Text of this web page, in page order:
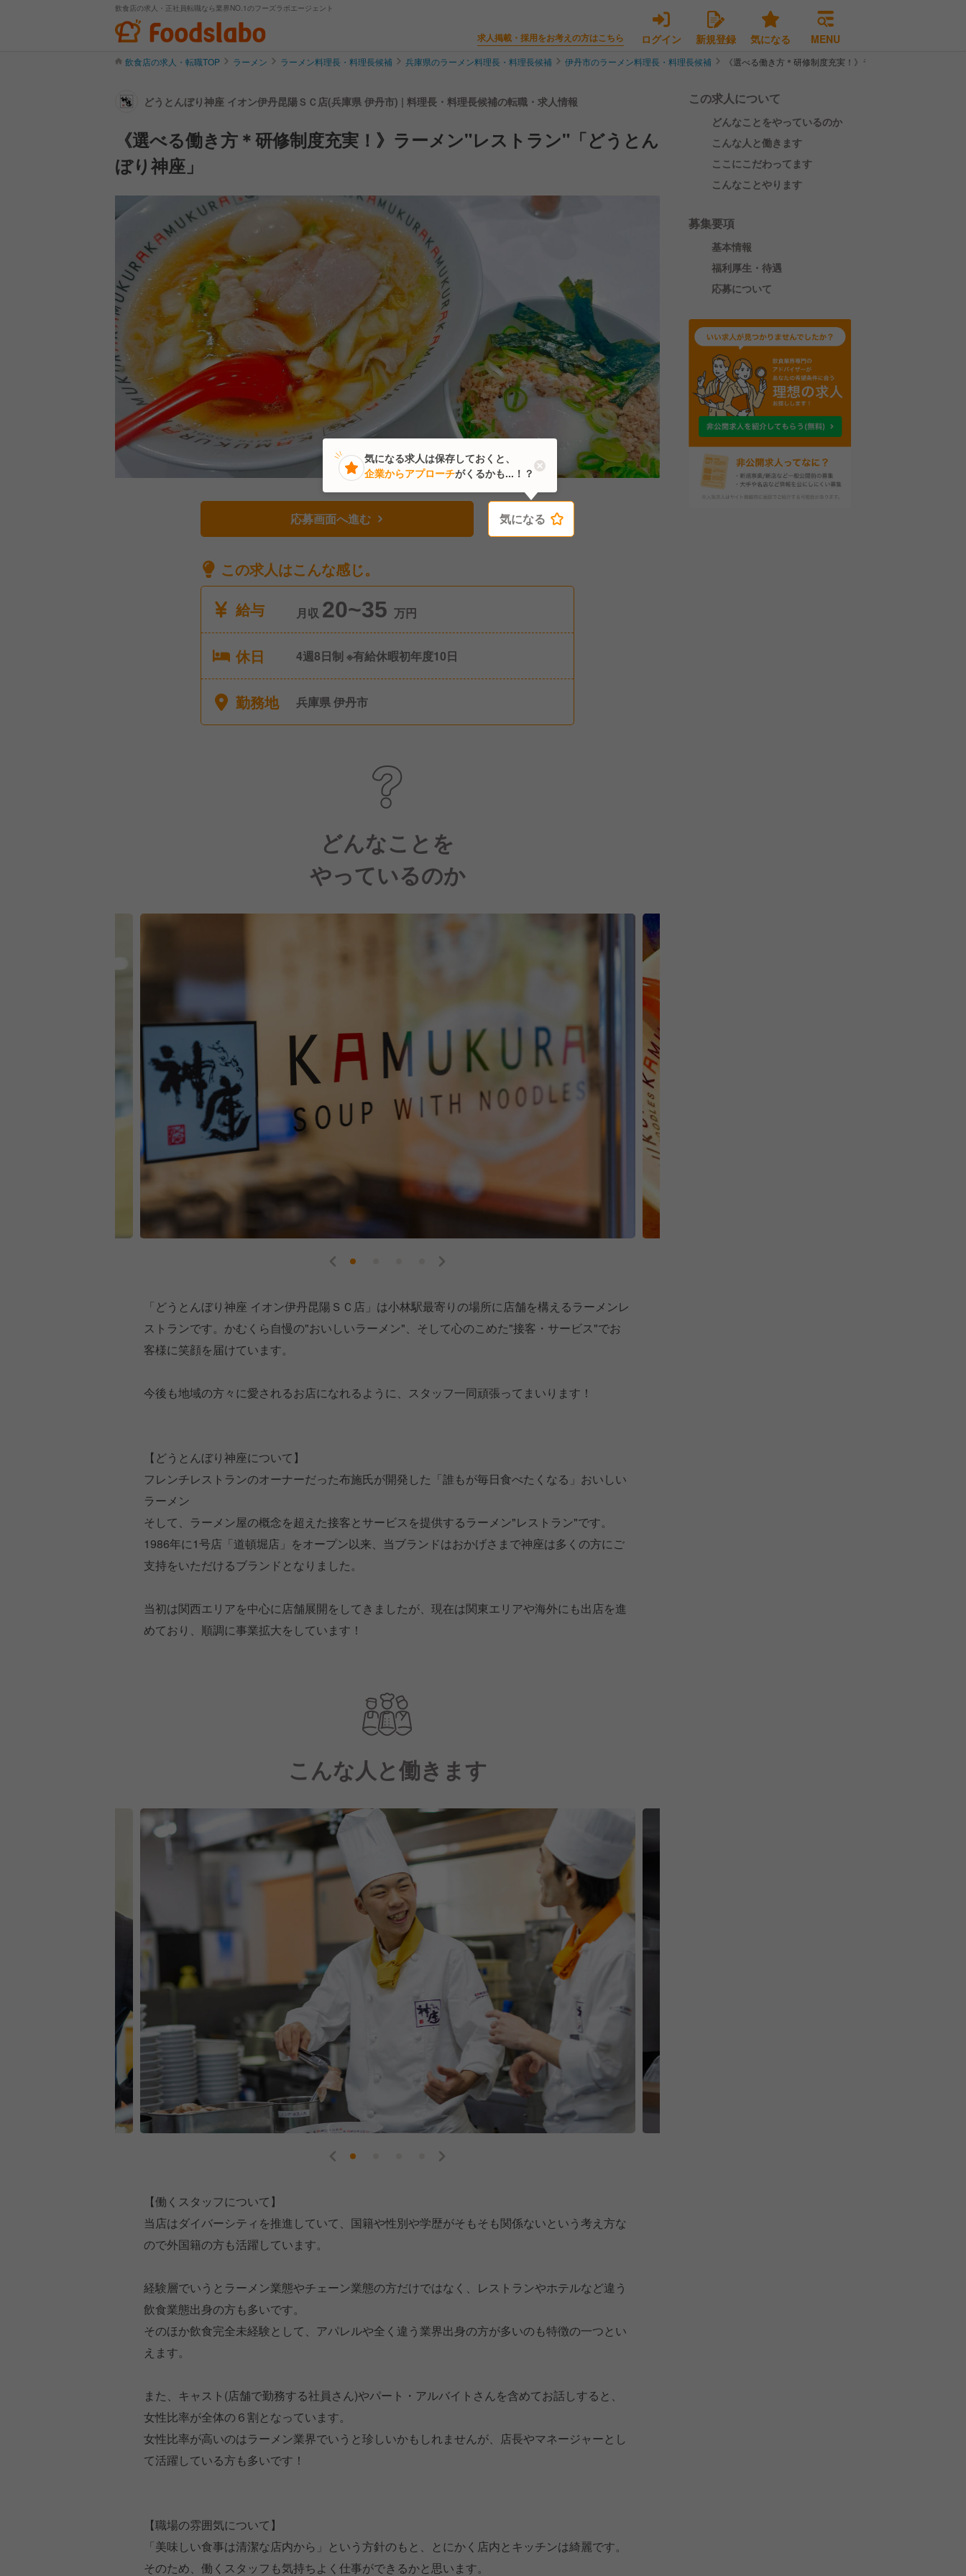
飲食店の求人・正社員転職なら業界NO.1のフーズラボエージェント
求人掲載・採用をお考えの方はこちら ログイン 新規登録 気になる MENU
飲食店の求人・転職TOP ラーメン ラーメン料理長・料理長候補 兵庫県のラーメン料理長・料理長候補 伊丹市のラーメン料理長・料理長候補 《選べる働き方＊研修制度充実！》ラーメン"レストラン"「
どうとんぼり神座 イオン伊丹昆陽ＳＣ店(兵庫県 伊丹市) | 料理長・料理長候補の転職・求人情報
《選べる働き方＊研修制度充実！》ラーメン"レストラン"「どうとん
ぼり神座」
応募画面へ進む 気になる
この求人はこんな感じ。
給与
月収 20~35 万円
休日 4週8日制 ※有給休暇初年度10日
勤務地 兵庫県 伊丹市
どんなことを
やっているのか
「どうとんぼり神座 イオン伊丹昆陽ＳＣ店」は小林駅最寄りの場所に店舗を構えるラーメンレ
ストランです。かむくら自慢の"おいしいラーメン"、そして心のこめた"接客・サービス"でお
客様に笑顔を届けています。
今後も地域の方々に愛されるお店になれるように、スタッフ一同頑張ってまいります！
【どうとんぼり神座について】
フレンチレストランのオーナーだった布施氏が開発した「誰もが毎日食べたくなる」おいしい
ラーメン
そして、ラーメン屋の概念を超えた接客とサービスを提供するラーメン"レストラン"です。
1986年に1号店「道頓堀店」をオープン以来、当ブランドはおかげさまで神座は多くの方にご
支持をいただけるブランドとなりました。
当初は関西エリアを中心に店舗展開をしてきましたが、現在は関東エリアや海外にも出店を進
めており、順調に事業拡大をしています！
こんな人と働きます
【働くスタッフについて】
当店はダイバーシティを推進していて、国籍や性別や学歴がそもそも関係ないという考え方な
ので外国籍の方も活躍しています。
経験層でいうとラーメン業態やチェーン業態の方だけではなく、レストランやホテルなど違う
飲食業態出身の方も多いです。
そのほか飲食完全未経験として、アパレルや全く違う業界出身の方が多いのも特徴の一つとい
えます。
また、キャスト(店舗で勤務する社員さん)やパート・アルバイトさんを含めてお話しすると、
女性比率が全体の６割となっています。
女性比率が高いのはラーメン業界でいうと珍しいかもしれませんが、店長やマネージャーとし
て活躍している方も多いです！
【職場の雰囲気について】
「美味しい食事は清潔な店内から」という方針のもと、とにかく店内とキッチンは綺麗です。
そのため、働くスタッフも気持ちよく仕事ができるかと思います。
この求人について
どんなことをやっているのか
こんな人と働きます
ここにこだわってます
こんなことやります
募集要項
基本情報
福利厚生・待遇
応募について
気になる
気になる求人は保存しておくと、
企業からアプローチがくるかも...！？